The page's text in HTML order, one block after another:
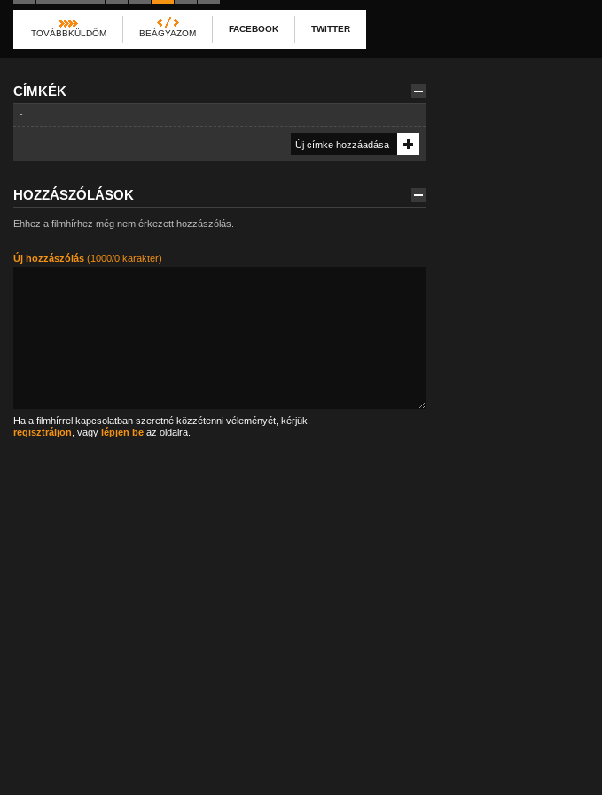
TOVÁBBKÜLDÖM BEÁGYAZOM FACEBOOK TWITTER
CÍMKÉK
-
HOZZÁSZÓLÁSOK
Ehhez a filmhírhez még nem érkezett hozzászólás.
Új hozzászólás(1000/0 karakter)
Ha a filmhírrel kapcsolatban szeretné közzétenni véleményét, kérjük,
regisztráljon , vagy lépjen beaz oldalra.